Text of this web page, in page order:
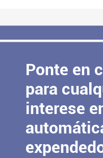
Ponte en
para
interese